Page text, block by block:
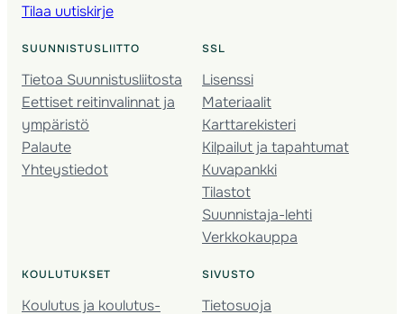
Tilaa uutiskirje
SUUNNISTUSLIITTO
Tietoa Suunnistusliitosta
Eettiset reitinvalinnat ja
ympäristö
Palaute
Yhteystiedot
SSL
Lisenssi
Materiaalit
Karttarekisteri
Kilpailut ja tapahtumat
Kuvapankki
Tilastot
Suunnistaja-lehti
Verkkokauppa
KOULUTUKSET
Koulutus ja koulutus­
SIVUSTO
Tietosuoja